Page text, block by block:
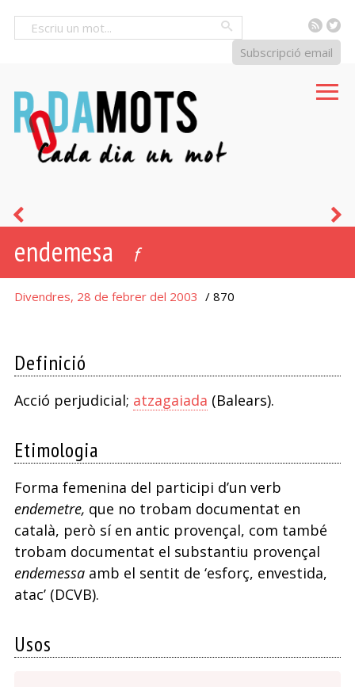
RSS
Subscripció email
endemesa f
Divendres, 28 de febrer del 2003 / 870
Definició
Acció perjudicial; atzagaiada (Balears).
Etimologia
Forma femenina del participi d’un verb
endemetre, que no trobam documentat en
català, però sí en antic provençal, com també
trobam documentat el substantiu provençal
endemessa amb el sentit de ‘esforç, envestida,
atac’ (DCVB).
Usos
fuita